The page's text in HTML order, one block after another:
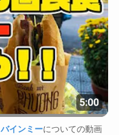
バインミーについての動画